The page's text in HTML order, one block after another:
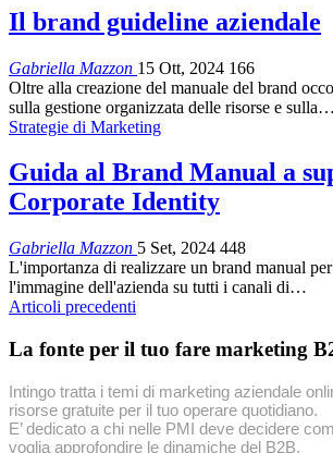
Il brand guideline aziendale
Gabriella Mazzon 15 Ott, 2024 166
Oltre alla creazione del manuale del brand
sulla gestione organizzata delle risorse e sulla…
Strategie di Marketing
Guida al Brand Manual a
Corporate Identity
Gabriella Mazzon 5 Set, 2024 448
L'importanza di realizzare un brand manual
l'immagine dell'azienda su tutti i canali di…
Articoli precedenti
La fonte per il tuo fare marketing
Intingo tratta i temi di marketing aziendale
risorse gratuite per il tuo operare quotidiano.
E’ dedicato a chi nelle PMI deve decidere
voglia approfondire le dinamiche del B2B.